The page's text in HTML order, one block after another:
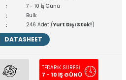
: 7 - 10 İş Günü
: Bulk
: 246 Adet (Yurt Dışı Stok!)
DATASHEET
TEDARİK SÜRESİ
7 - 10 İŞ GÜNÜ